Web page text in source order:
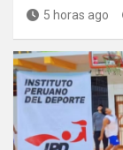
5 horas ago